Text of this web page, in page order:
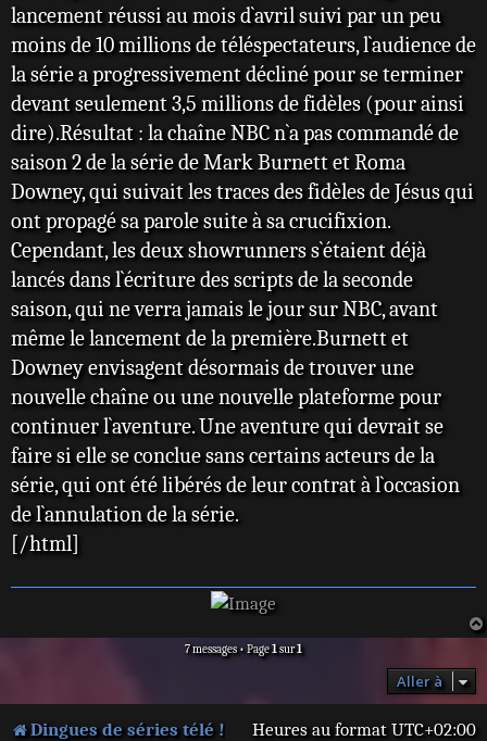
lancement réussi au mois d`avril suivi par un peu
moins de 10 millions de téléspectateurs, l`audience de
la série a progressivement décliné pour se terminer
devant seulement 3,5 millions de fidèles (pour ainsi
dire).Résultat : la chaîne NBC n`a pas commandé de
saison 2 de la série de Mark Burnett et Roma
Downey, qui suivait les traces des fidèles de Jésus qui
ont propagé sa parole suite à sa crucifixion.
Cependant, les deux showrunners s`étaient déjà
lancés dans l`écriture des scripts de la seconde
saison, qui ne verra jamais le jour sur NBC, avant
même le lancement de la première.Burnett et
Downey envisagent désormais de trouver une
nouvelle chaîne ou une nouvelle plateforme pour
continuer l`aventure. Une aventure qui devrait se
faire si elle se conclue sans certains acteurs de la
série, qui ont été libérés de leur contrat à l`occasion
de l`annulation de la série.
[/html]
7 messages • Page1sur1
Aller à
Dingues de séries télé ! Heures au format UTC+02:00